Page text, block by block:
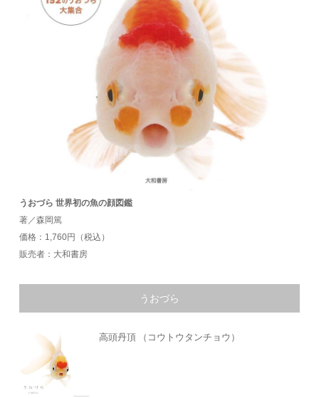
うおづら 世界初の魚の顔図鑑
著／森岡篤
価格：1,760円（税込）
販売者：大和書房
うおづら
高頭丹頂 （コウトウタンチョウ）